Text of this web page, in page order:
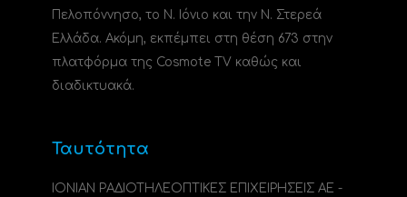
Πελοπόννησο, το N. Ιόνιο και την Ν. Στερεά
Ελλάδα. Ακόμη, εκπέμπει στη θέση 673 στην
πλατφόρμα της Cosmote TV καθώς και
διαδικτυακά.
Ταυτότητα
ΙΟΝΙΑΝ ΡΑΔΙΟΤΗΛΕΟΠΤΙΚΕΣ ΕΠΙΧΕΙΡΗΣΕΙΣ ΑΕ -